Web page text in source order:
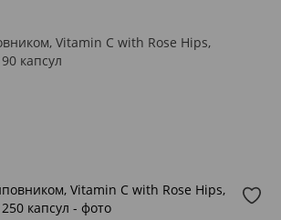
Vitamin C with Rose Hips,
капсул